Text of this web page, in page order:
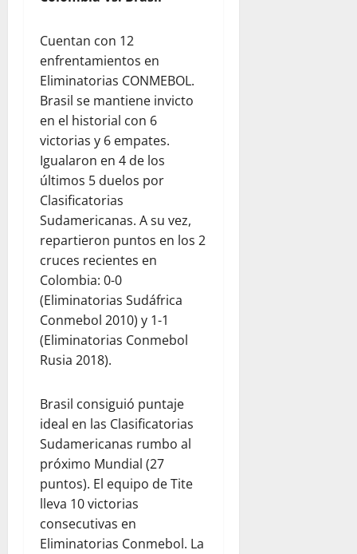
Cuentan con 12
enfrentamientos en
Eliminatorias CONMEBOL.
Brasil se mantiene invicto
en el historial con 6
victorias y 6 empates.
Igualaron en 4 de los
últimos 5 duelos por
Clasificatorias
Sudamericanas. A su vez,
repartieron puntos en los 2
cruces recientes en
Colombia: 0-0
(Eliminatorias Sudáfrica
Conmebol 2010) y 1-1
(Eliminatorias Conmebol
Rusia 2018).
Brasil consiguió puntaje
ideal en las Clasificatorias
Sudamericanas rumbo al
próximo Mundial (27
puntos). El equipo de Tite
lleva 10 victorias
consecutivas en
Eliminatorias Conmebol. La